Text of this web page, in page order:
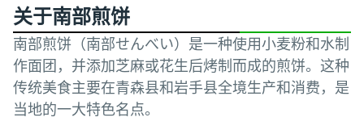
关于南部煎饼
南部煎饼（南部せんべい）是一种使用小麦粉和水制
作面团，并添加芝麻或花生后烤制而成的煎饼。这种
传统美食主要在青森县和岩手县全境生产和消费，是
当地的一大特色名点。